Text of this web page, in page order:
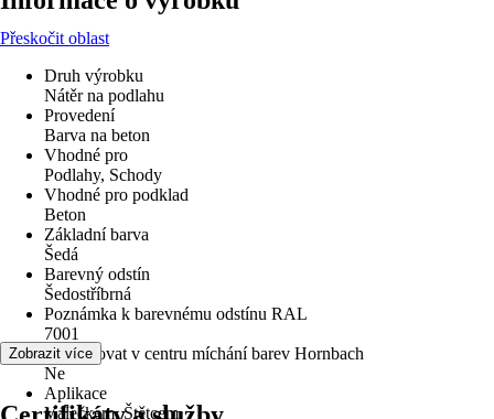
Přeskočit oblast
Druh výrobku
Nátěr na podlahu
Provedení
Barva na beton
Vhodné pro
Podlahy, Schody
Vhodné pro podklad
Beton
Základní barva
Šedá
Barevný odstín
Šedostříbrná
Poznámka k barevnému odstínu RAL
7001
Lze tónovat v centru míchání barev Hornbach
Ne
Aplikace
Válečkem, Štětcem
Zobrazit více